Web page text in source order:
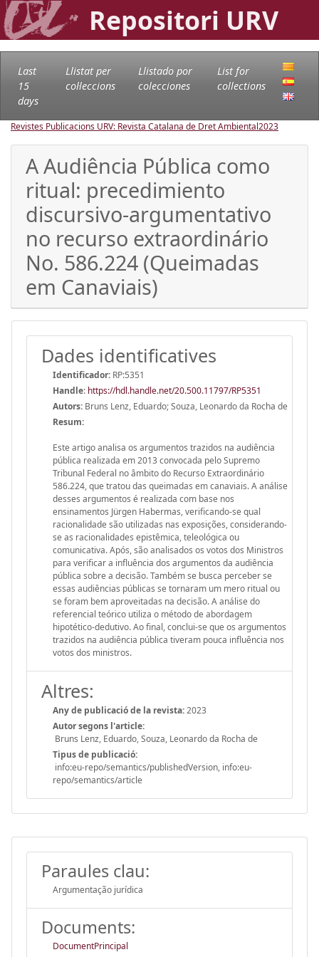
Repositori URV
Last
15
days
Llistat per
col·leccions
Llistado por
colecciones
List for
collections
Revistes Publicacions URV: Revista Catalana de Dret Ambiental2023
A Audiência Pública como
ritual: precedimiento
discursivo-argumentativo
no recurso extraordinário
No. 586.224 (Queimadas
em Canaviais)
Dades identificatives
Identificador: RP:5351
Handle: https://hdl.handle.net/20.500.11797/RP5351
Autors: Bruns Lenz, Eduardo; Souza, Leonardo da Rocha de
Resum:
Este artigo analisa os argumentos trazidos na audiência
pública realizada em 2013 convocada pelo Supremo
Tribunal Federal no âmbito do Recurso Extraordinário
586.224, que tratou das queimadas em canaviais. A análise
desses argumentos é realizada com base nos
ensinamentos Jürgen Habermas, verificando-se qual
racionalidade são utilizadas nas exposições, considerando-
se as racionalidades epistêmica, teleológica ou
comunicativa. Após, são analisados os votos dos Ministros
para verificar a influência dos argumentos da audiência
pública sobre a decisão. Também se busca perceber se
essas audiências públicas se tornaram um mero ritual ou
se foram bem aproveitadas na decisão. A análise do
referencial teórico utiliza o método de abordagem
hipotético-dedutivo. Ao final, conclui-se que os argumentos
trazidos na audiência pública tiveram pouca influência nos
votos dos ministros.
Altres:
Any de publicació de la revista:2023
Autor segons l'article:
Bruns Lenz, Eduardo, Souza, Leonardo da Rocha de
Tipus de publicació:
info:eu-repo/semantics/publishedVersion, info:eu-
repo/semantics/article
Paraules clau:
Argumentação jurídica
Documents:
DocumentPrincipal